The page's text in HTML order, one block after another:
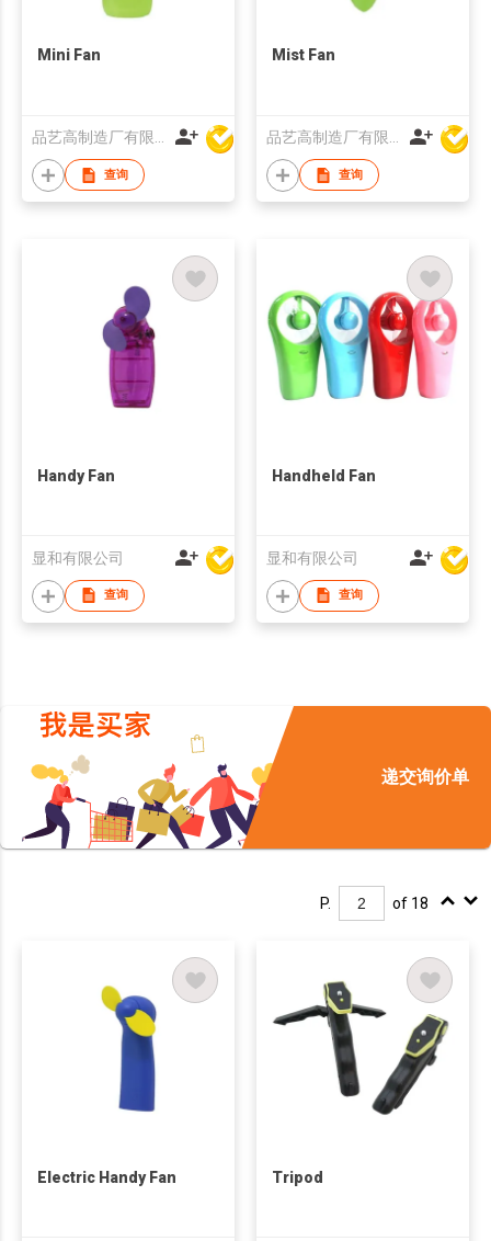
Mini Fan
品艺高制造厂有限公司
查询
Mist Fan
品艺高制造厂有限公司
查询
Handy Fan
显和有限公司
查询
Handheld Fan
显和有限公司
查询
递交询价单
P. of 18
Electric Handy Fan Tripod